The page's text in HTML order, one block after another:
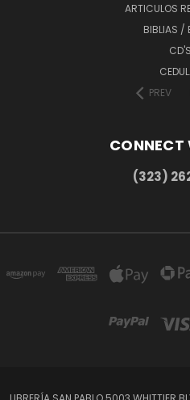
ARTICULOS
BIBLIAS /
CD'S
PREV
CONNECT
(323)